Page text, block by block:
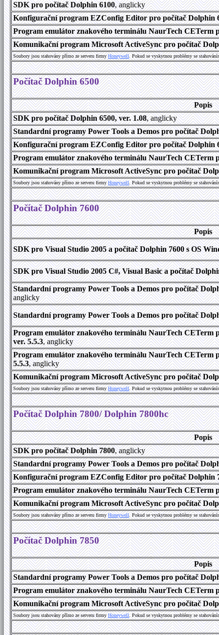
SDK pro počítač Dolphin 6100, anglicky
Konfigurační program EZConfig Editor pro počítač Dolphin
Program emulátor znakového terminálu NaurTech CETerm
Komunikační program Microsoft ActiveSync pro počítač
Soubory jsou stahovány přímo ze serveru firmyHoneywell. Pokud se vyskytnou problémy se
Počítač Dolphin 6500
Popis
SDK pro počítač Dolphin 6500, ver. 1.08, anglicky
Standardní programy Power Tools a Demos pro počítač
Konfigurační program EZConfig Editor pro počítač Dolphin
Program emulátor znakového terminálu NaurTech CETerm
Komunikační program Microsoft ActiveSync pro počítač
Soubory jsou stahovány přímo ze serveru firmyHoneywell. Pokud se vyskytnou problémy se
Počítač Dolphin 7600
Popis
SDK pro Visual Studio 2005 a počítač Dolphin 7600 s OS
SDK pro Visual Studio 2005 C#, Visual Basic a počítač
Standardní programy Power Tools a Demos pro počítač
anglicky
Standardní programy Power Tools a Demos pro počítač
Program emulátor znakového terminálu NaurTech CETerm
ver. 5.5.3, anglicky
Program emulátor znakového terminálu NaurTech CETerm
5.5.3, anglicky
Komunikační program Microsoft ActiveSync pro počítač
Soubory jsou stahovány přímo ze serveru firmyHoneywell. Pokud se vyskytnou problémy se
Počítač Dolphin 7800/ Dolphin 7800hc
Popis
SDK pro počítač Dolphin 7800, anglicky
Standardní programy Power Tools a Demos pro počítač
Konfigurační program EZConfig Editor pro počítač Dolphin
Program emulátor znakového terminálu NaurTech CETerm
Komunikační program Microsoft ActiveSync pro počítač
Soubory jsou stahovány přímo ze serveru firmyHoneywell. Pokud se vyskytnou problémy se
Počítač Dolphin 7850
Popis
Standardní programy Power Tools a Demos pro počítač
Program emulátor znakového terminálu NaurTech CETerm
Komunikační program Microsoft ActiveSync pro počítač
Soubory jsou stahovány přímo ze serveru firmyHoneywell. Pokud se vyskytnou problémy se